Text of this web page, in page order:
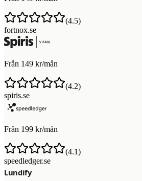
(4.5)
fortnox.se
Från 149 kr/mån
(4.2)
spiris.se
Från 199 kr/mån
(4.1)
speedledger.se